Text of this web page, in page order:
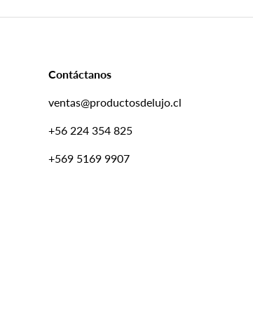
Contáctanos
ventas@productosdelujo.cl
+56 224 354 825
+569 5169 9907